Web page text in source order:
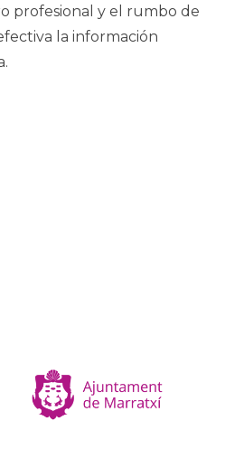
profesional y el rumbo de
la información